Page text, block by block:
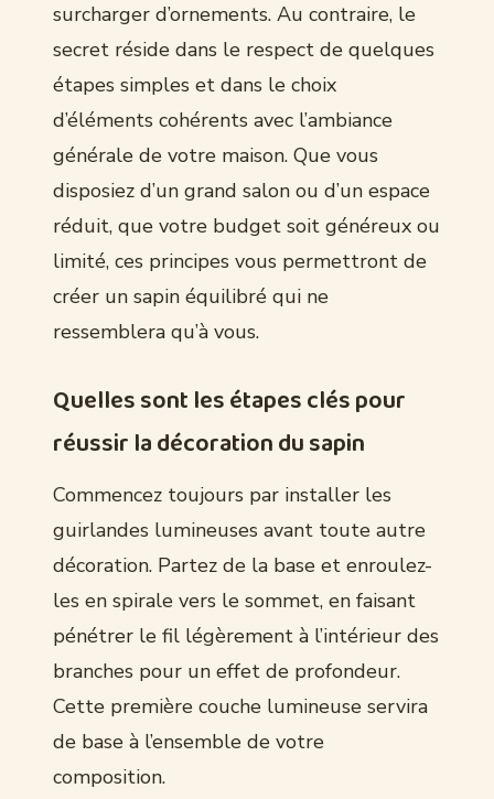
surcharger d’ornements. Au contraire, le
secret réside dans le respect de quelques
étapes simples et dans le choix
d’éléments cohérents avec l’ambiance
générale de votre maison. Que vous
disposiez d’un grand salon ou d’un espace
réduit, que votre budget soit généreux ou
limité, ces principes vous permettront de
créer un sapin équilibré qui ne
ressemblera qu’à vous.
Quelles sont les étapes clés pour
réussir la décoration du sapin
Commencez toujours par installer les
guirlandes lumineuses avant toute autre
décoration. Partez de la base et enroulez-
les en spirale vers le sommet, en faisant
pénétrer le fil légèrement à l’intérieur des
branches pour un effet de profondeur.
Cette première couche lumineuse servira
de base à l’ensemble de votre
composition.